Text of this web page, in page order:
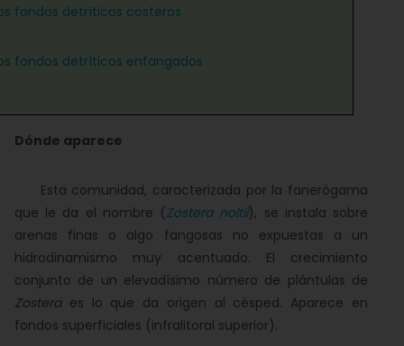
fondos detríticos costeros
fondos detríticos enfangados
Dónde aparece
Esta comunidad, caracterizada por la fanerógama
que le da el nombre (Zostera noltii), se instala sobre
arenas finas o algo fangosas no expuestas a un
hidrodinamismo muy acentuado. El crecimiento
conjunto de un elevadísimo número de plántulas de
Zosteraes lo que da origen al césped. Aparece en
fondos superficiales (infralitoral superior).